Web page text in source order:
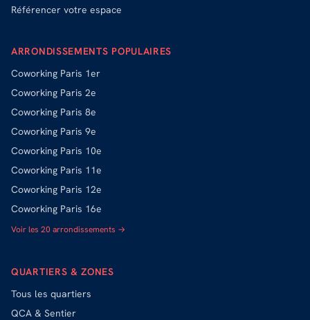
Référencer votre espace
ARRONDISSEMENTS POPULAIRES
Coworking Paris 1er
Coworking Paris 2e
Coworking Paris 8e
Coworking Paris 9e
Coworking Paris 10e
Coworking Paris 11e
Coworking Paris 12e
Coworking Paris 16e
Voir les 20 arrondissements →
QUARTIERS & ZONES
Tous les quartiers
QCA & Sentier